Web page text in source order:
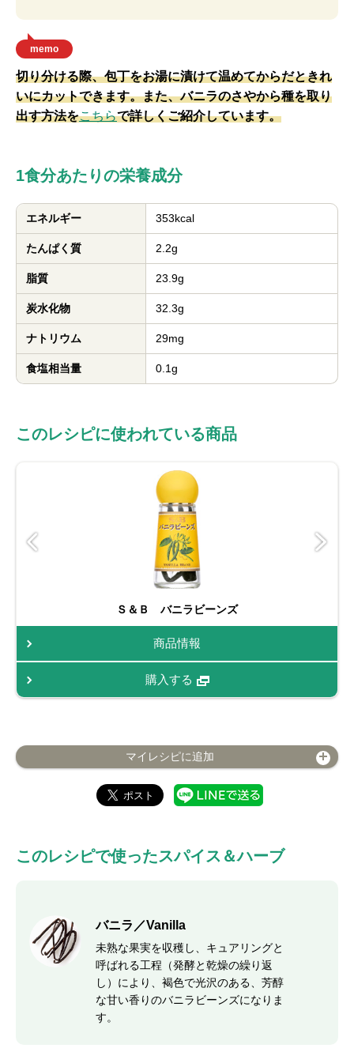
memo
切り分ける際、包丁をお湯に漬けて温めてからだときれ
いにカットできます。また、バニラのさやから種を取り
出す方法をこちらで詳しくご紹介しています。
1食分あたりの栄養成分
エネルギー 353kcal
たんぱく質 2.2g
脂質 23.9g
炭水化物 32.3g
ナトリウム 29mg
食塩相当量 0.1g
このレシピに使われている商品
Ｓ＆Ｂ バニラビーンズ
商品情報
購入する
マイレシピに追加
このレシピで使ったスパイス＆ハーブ
バニラ／Vanilla
未熟な果実を収穫し、キュアリングと
呼ばれる工程（発酵と乾燥の繰り返
し）により、褐色で光沢のある、芳醇
な甘い香りのバニラビーンズになりま
す。